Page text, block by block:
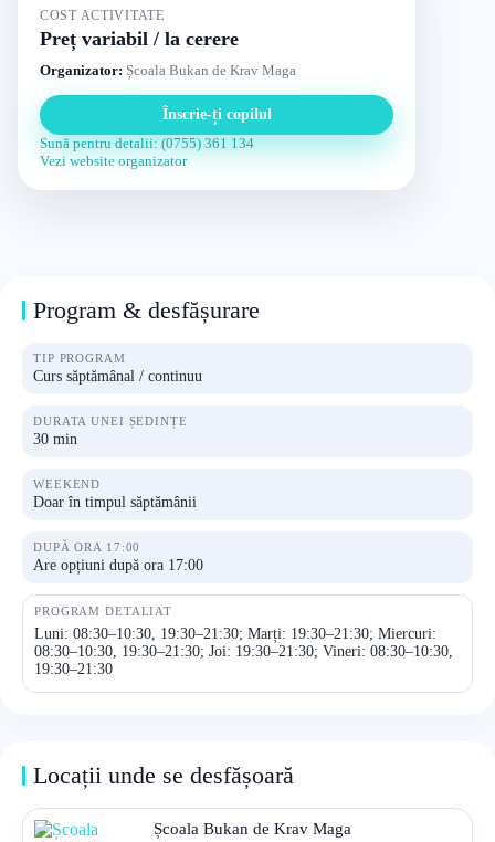
COST ACTIVITATE
Preț variabil / la cerere
Organizator: Școala Bukan de Krav Maga
Înscrie-ți copilul
Sună pentru detalii: (0755) 361 134
Vezi website organizator
Program & desfășurare
TIP PROGRAM
Curs săptămânal / continuu
DURATA UNEI ȘEDINȚE
30 min
WEEKEND
Doar în timpul săptămânii
DUPĂ ORA 17:00
Are opțiuni după ora 17:00
PROGRAM DETALIAT
Luni: 08:30–10:30, 19:30–21:30; Marți: 19:30–21:30; Miercuri:
08:30–10:30, 19:30–21:30; Joi: 19:30–21:30; Vineri: 08:30–10:30,
19:30–21:30
Locații unde se desfășoară
Școala Bukan de Krav Maga